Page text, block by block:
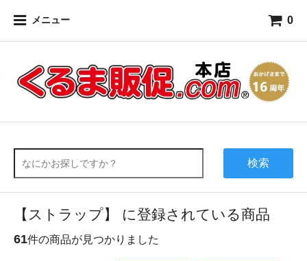
メニュー 0
検索
【ストラップ】 に登録されている商品
61件の商品が見つかりました